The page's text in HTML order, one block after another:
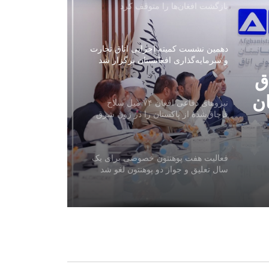
بازگشت افغان‌ها را متوقف کرد
دهمین نشست کمیته اجرایی اتاق تجارت
و سرمایه‌گذاری افغانستان برگزار شد
نیروهای دفاعی افغان ۷۴ میل سلاح
قاچاق‌شده از پاکستان را در زون شرق
کشف و ضبط کردند
فعالیت هفت پوهنتون خصوصی برای یک
سال تعلیق و جواز دو پوهنتون لغو شد
افغانستان و ازبکستان بر گسترش